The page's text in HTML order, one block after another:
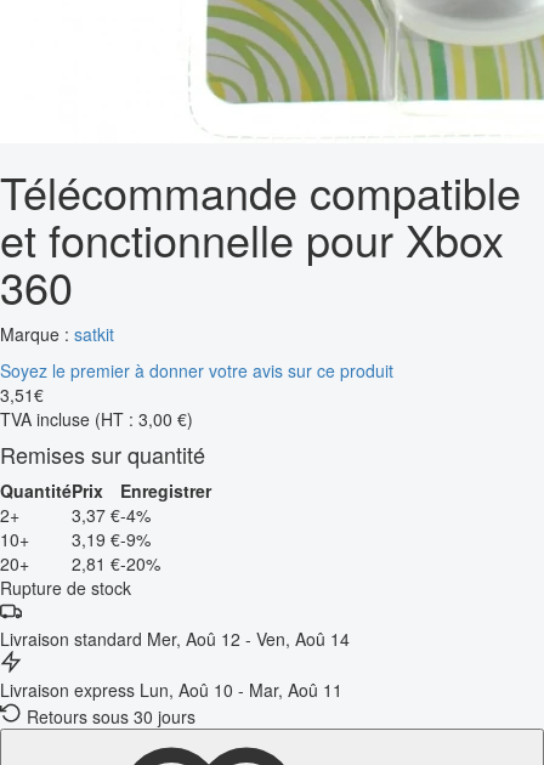
Télécommande compatible
et fonctionnelle pour Xbox
360
Marque : satkit
Soyez le premier à donner votre avis sur ce produit
3,51€
TVA incluse (HT : 3,00 €)
Remises sur quantité
QuantitéPrix
Enregistrer
2+
3,37 €-4%
10+
3,19 €-9%
20+
2,81 €-20%
Rupture de stock
Livraison standard Mer, Aoû 12 - Ven, Aoû 14
Livraison express Lun, Aoû 10 - Mar, Aoû 11
Retours sous 30 jours